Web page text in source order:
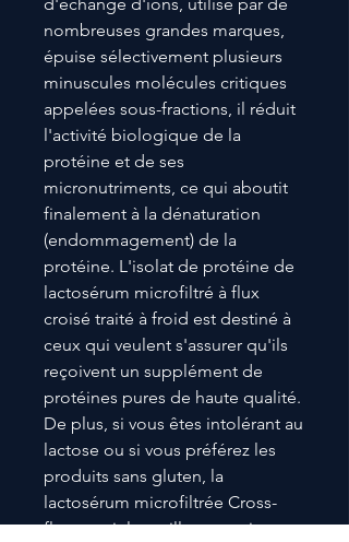
nombreuses grandes marques,
épuise sélectivement plusieurs
minuscules molécules critiques
appelées sous-fractions, il réduit
l'activité biologique de la
protéine et de ses
micronutriments, ce qui aboutit
finalement à la dénaturation
(endommagement) de la
protéine. L'isolat de protéine de
lactosérum microfiltré à flux
croisé traité à froid est destiné à
ceux qui veulent s'assurer qu'ils
reçoivent un supplément de
protéines pures de haute qualité.
De plus, si vous êtes intolérant au
lactose ou si vous préférez les
produits sans gluten, la
lactosérum microfiltrée Cross-
flow serait la meilleure option.